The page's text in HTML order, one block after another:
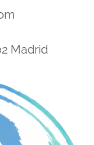
Madrid